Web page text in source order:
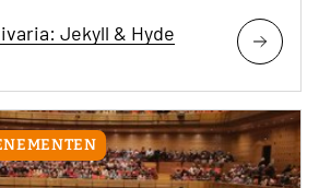
Jekyll & Hyde